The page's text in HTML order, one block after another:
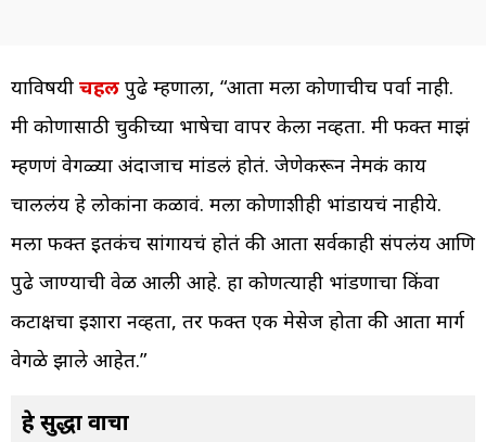
याविषयी चहल पुढे म्हणाला, “आता मला कोणाचीच पर्वा नाही.
मी कोणासाठी चुकीच्या भाषेचा वापर केला नव्हता. मी फक्त माझं
म्हणणं वेगळ्या अंदाजाच मांडलं होतं. जेणेकरून नेमकं काय
चाललंय हे लोकांना कळावं. मला कोणाशीही भांडायचं नाहीये.
मला फक्त इतकंच सांगायचं होतं की आता सर्वकाही संपलंय आणि
पुढे जाण्याची वेळ आली आहे. हा कोणत्याही भांडणाचा किंवा
कटाक्षचा इशारा नव्हता, तर फक्त एक मेसेज होता की आता मार्ग
वेगळे झाले आहेत.”
हे सुद्धा वाचा